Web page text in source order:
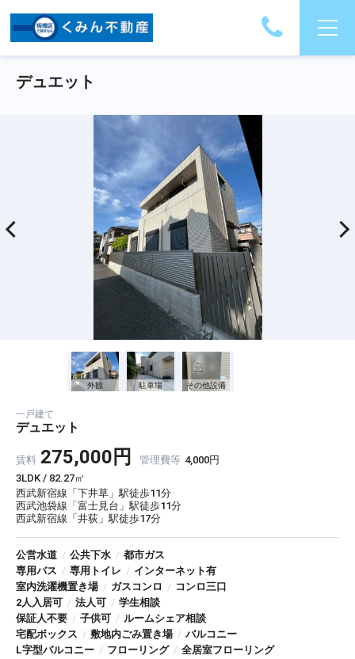
デュエット
外観 駐車場 その他設備
一戸建て
デュエット
賃料 275,000円 管理費等 4,000円
3LDK / 82.27㎡
西武新宿線「下井草」駅徒歩11分
西武池袋線「富士見台」駅徒歩11分
西武新宿線「井荻」駅徒歩17分
公営水道 / 公共下水 / 都市ガス
専用バス / 専用トイレ / インターネット有
室内洗濯機置き場 / ガスコンロ / コンロ三口
2人入居可 / 法人可 / 学生相談
保証人不要 / 子供可 / ルームシェア相談
宅配ボックス / 敷地内ごみ置き場 / バルコニー
L字型バルコニー / フローリング / 全居室フローリング